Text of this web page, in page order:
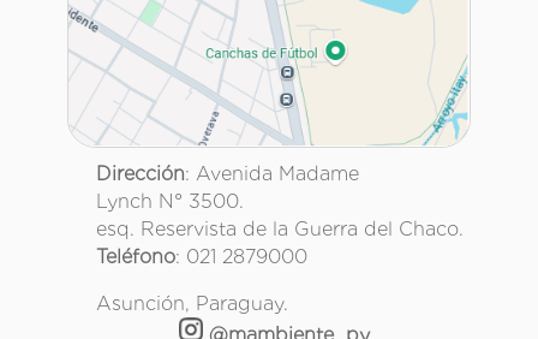
Dirección: Avenida Madame
Lynch N° 3500.
esq. Reservista de la Guerra del Chaco.
Teléfono: 021 2879000
Asunción, Paraguay.